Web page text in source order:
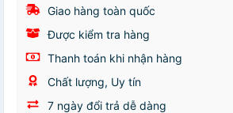
Giao hàng toàn quốc
Được kiểm tra hàng
Thanh toán khi nhận hàng
Chất lượng, Uy tín
7 ngày đổi trả dễ dàng